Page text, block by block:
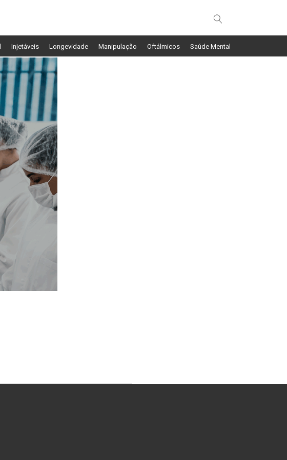
Injetáveis Longevidade Manipulação Oftálmicos Saúde Mental